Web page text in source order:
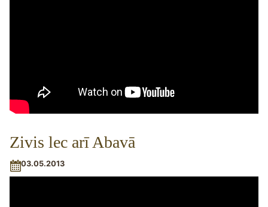
Zivis lec arī Abavā
03.05.2013